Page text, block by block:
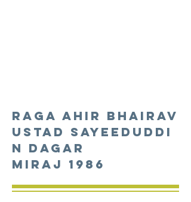
Raga Ahir Bhairav
USTAD Sayeeduddi
n Dagar
Miraj 1986